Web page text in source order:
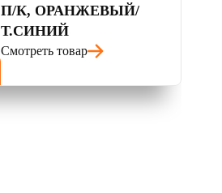
П/К, ОРАНЖЕВЫЙ/
Т.СИНИЙ
Смотреть товар